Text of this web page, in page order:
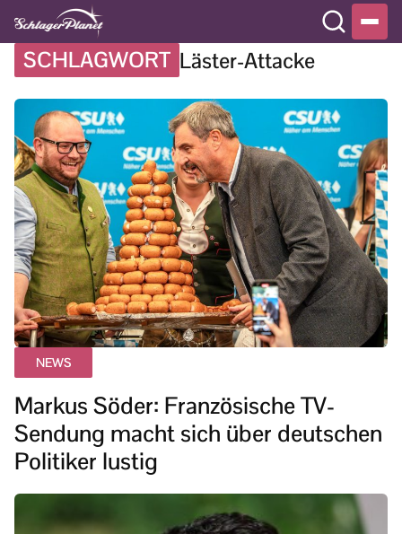
SCHLAGWORT Läster-Attacke
NEWS
Markus Söder: Französische TV-
Sendung macht sich über deutschen
Politiker lustig